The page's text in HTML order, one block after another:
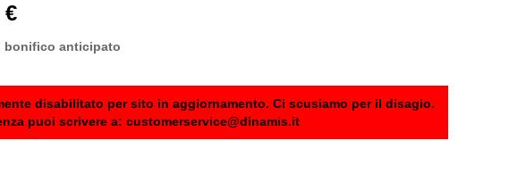
€
bonifico anticipato
disabilitato per sito in aggiornamento. Ci scusiamo per il disagio.
puoi scrivere a: customerservice@dinamis.it